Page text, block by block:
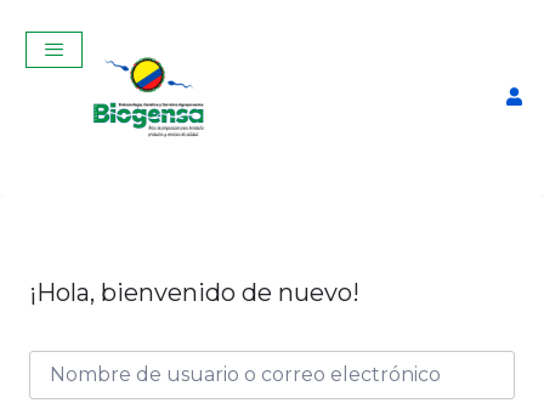
¡Hola, bienvenido de nuevo!
Curso Teórico-Práctico De
Inseminación Artificial En